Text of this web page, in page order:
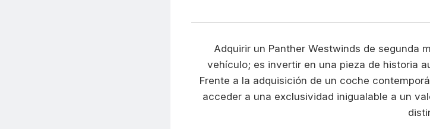
Adquirir un Panther Westwinds de segunda
vehículo; es invertir en una pieza de historia
Frente a la adquisición de un coche
acceder a una exclusividad inigualable a un